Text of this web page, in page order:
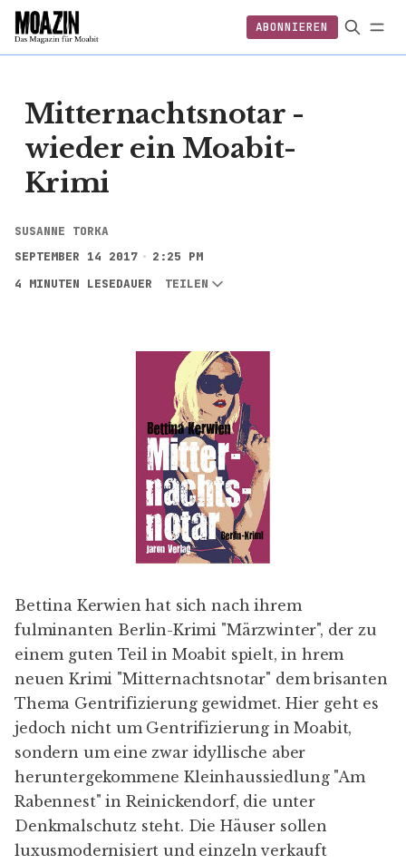
ABONNIEREN
EINLOGGEN
ABONNIEREN FOLGEN
Mitternachtsnotar -
wieder ein Moabit-
Krimi
SUSANNE TORKA
SEPTEMBER 14 2017
2:25 PM
4 MINUTEN LESEDAUER
TEILEN
Bettina Kerwien hat sich nach ihrem
fulminanten Berlin-Krimi "Märzwinter", der zu
einem guten Teil in Moabit spielt, in hrem
neuen Krimi "Mitternachtsnotar" dem brisanten
Thema Gentrifizierung gewidmet. Hier geht es
jedoch nicht um Gentrifizierung in Moabit,
sondern um eine zwar idyllische aber
heruntergekommene Kleinhaussiedlung "Am
Rabennest" in Reinickendorf, die unter
Denkmalschutz steht. Die Häuser sollen
luxusmodernisiert und einzeln verkauft